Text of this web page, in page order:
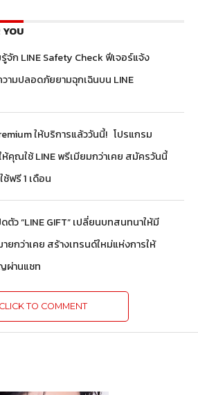
YOU
จัก LINE Safety Check ฟีเจอร์แจ้ง
วามปลอดภัยยามฉุกเฉินบน LINE
ให้บริการแล้ววันนี้! โปรแกรม
ห้คุณใช้ LINE พรีเมียมกว่าเคย สมัครวันนี้
ฟรี 1 เดือน
ดตัว “LINE GIFT” เปลี่ยนบทสนทนาให้มี
ยกว่าเคย สร้างเทรนด์ใหม่แห่งการให้
ผ่านแชท
CLICK TO COMMENT